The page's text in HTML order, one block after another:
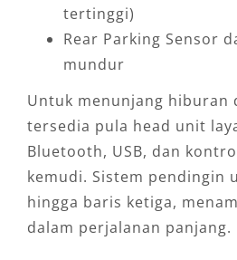
tertinggi)
Rear Parking Sensor
mundur
Untuk menunjang hiburan
tersedia pula head unit
Bluetooth, USB, dan
kemudi. Sistem pendingin
hingga baris ketiga,
dalam perjalanan panjang.